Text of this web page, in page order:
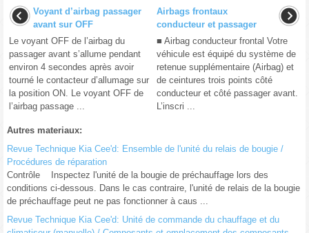
Voyant d’airbag passager
avant sur OFF
Le voyant OFF de l’airbag du
passager avant s’allume pendant
environ 4 secondes après avoir
tourné le contacteur d’allumage sur
la position ON. Le voyant OFF de
l’airbag passage ...
Airbags frontaux
conducteur et passager
■ Airbag conducteur frontal Votre
véhicule est équipé du système de
retenue supplémentaire (Airbag) et
de ceintures trois points côté
conducteur et côté passager avant.
L’inscri ...
Autres materiaux:
Revue Technique Kia Cee'd: Ensemble de l'unité du relais de bougie /
Procédures de réparation
Contrôle Inspectez l'unité de la bougie de préchauffage lors des
conditions ci-dessous. Dans le cas contraire, l'unité de relais de la bougie
de préchauffage peut ne pas fonctionner à caus ...
Revue Technique Kia Cee'd: Unité de commande du chauffage et du